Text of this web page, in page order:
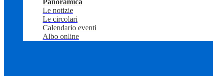
Panoramica
Le notizie
Le circolari
Calendario eventi
Albo online